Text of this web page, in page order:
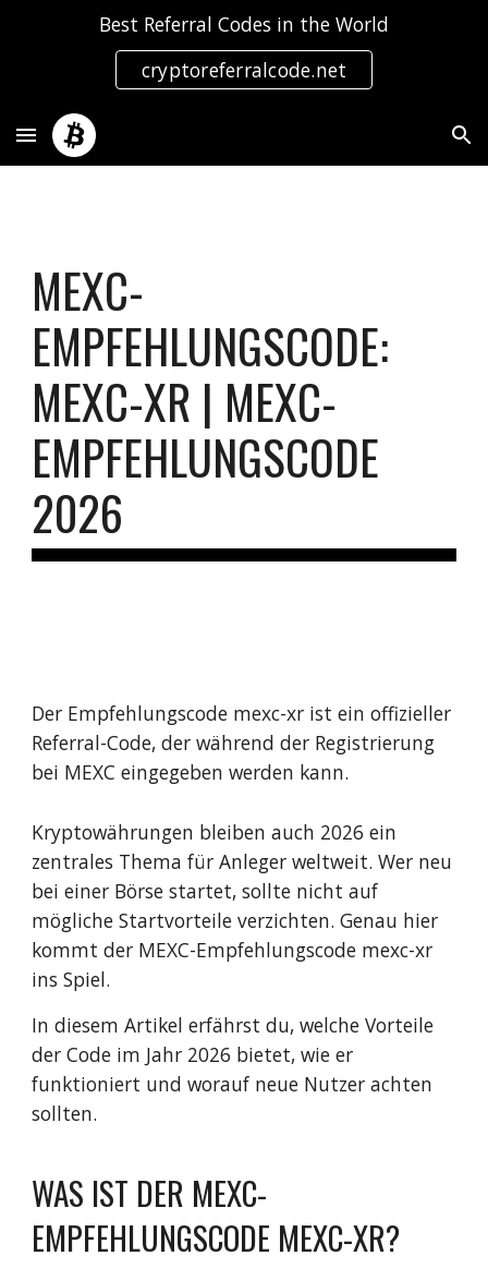
Best Referral Codes in the World
cryptoreferralcode.net
MEXC-
EMPFEHLUNGSCODE:
MEXC-XR | MEXC-
EMPFEHLUNGSCODE
2026
Der Empfehlungscode mexc-xr ist ein offizieller
Referral-Code, der während der Registrierung
bei MEXC eingegeben werden kann.
Kryptowährungen bleiben auch 2026 ein
zentrales Thema für Anleger weltweit. Wer neu
bei einer Börse startet, sollte nicht auf
mögliche Startvorteile verzichten. Genau hier
kommt der MEXC-Empfehlungscode mexc-xr
ins Spiel.
In diesem Artikel erfährst du, welche Vorteile
der Code im Jahr 2026 bietet, wie er
funktioniert und worauf neue Nutzer achten
sollten.
WAS IST DER MEXC-
EMPFEHLUNGSCODE MEXC-XR?